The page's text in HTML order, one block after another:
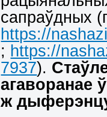
сапраўдных
https://
; https://
7937).
агаворанае
ж